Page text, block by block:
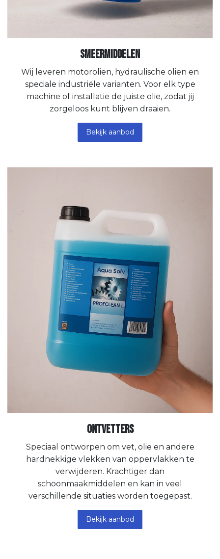
Smeermiddelen
Wij leveren motoroliën, hydraulische oliën en
speciale industriële varianten. Voor elk type
machine of installatie de juiste olie, zodat jij
zorgeloos kunt blijven draaien.
Bekijk aanbod
Ontvetters
Speciaal ontworpen om vet, olie en andere
hardnekkige vlekken van oppervlakken te
verwijderen. Krachtiger dan
schoonmaakmiddelen en kan in veel
verschillende situaties worden toegepast.
Bekijk aanbod